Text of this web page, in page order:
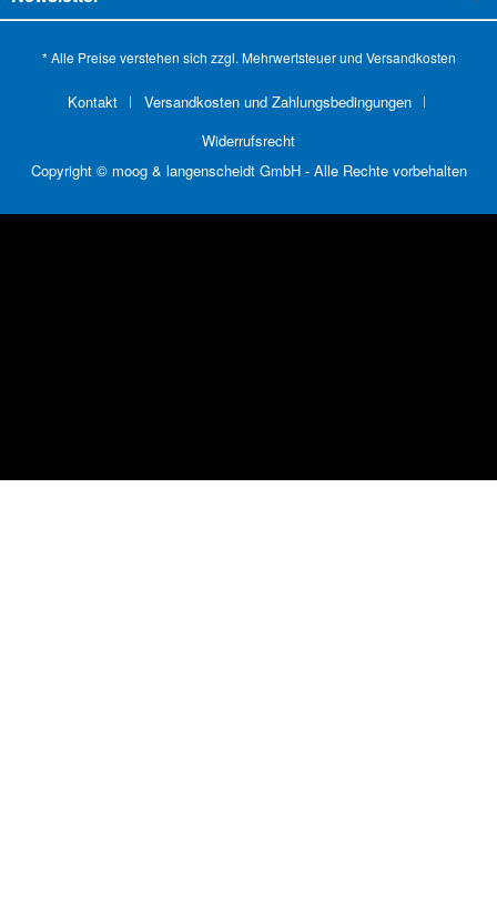
* Alle Preise verstehen sich zzgl. Mehrwertsteuer und Versandkosten
Kontakt
Versandkosten und Zahlungsbedingungen
Widerrufsrecht
Copyright © moog & langenscheidt GmbH - Alle Rechte vorbehalten